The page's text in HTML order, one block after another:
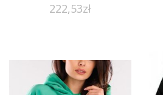
222,53zł